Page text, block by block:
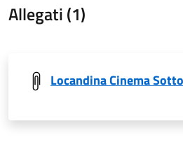
Allegati (1)
Locandina Cinema